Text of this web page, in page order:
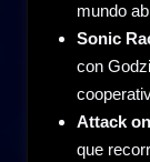
mundo
Sonic
con
Attack
que